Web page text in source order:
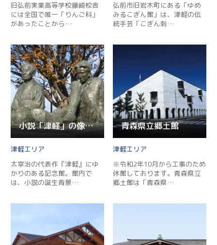
旧弘前実業高等学校藤崎校舎
には全国で唯一「りんご科」
があったことから…
弘前市旧岩木町にある「ゆめ
みるこぎん館」は、津軽の伝
統手芸「こぎん刺…
小説「津軽」の像記念館
津軽
太宰治の代表作『津軽』にゆ
かりのある記念館。館内で
は、小説の誕生背景…
青森県立郷土館
津軽
※令和2年10月から工事のため
休館しております。青森県立
郷土館は「青森県…